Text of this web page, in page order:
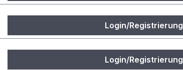
Login/Registrierung
Login/Registrierung